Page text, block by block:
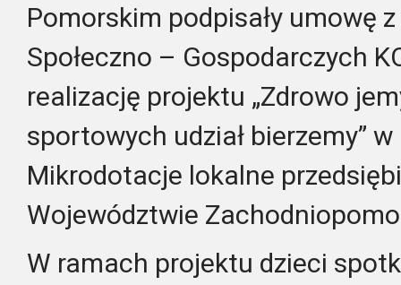
Pomorskim podpisały umowę
Społeczno – Gospodarczych
realizację projektu „Zdrowo
sportowych udział bierzemy”
Mikrodotacje lokalne
Województwie
W ramach projektu dzieci